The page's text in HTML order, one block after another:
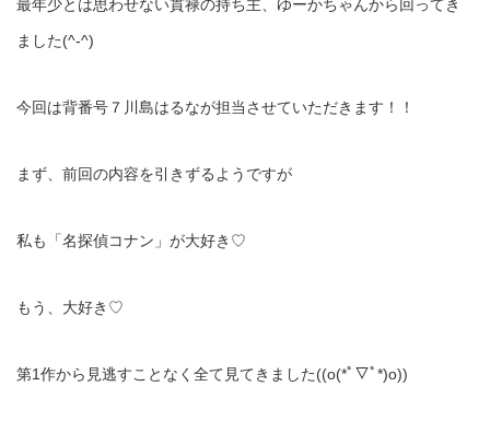
最年少とは思わせない貫禄の持ち主、ゆーかちゃんから回ってき
ました(^-^)
今回は背番号７川島はるなが担当させていただきます！！
まず、前回の内容を引きずるようですが
私も「名探偵コナン」が大好き♡
もう、大好き♡
第1作から見逃すことなく全て見てきました((o(*ﾟ▽ﾟ*)o))